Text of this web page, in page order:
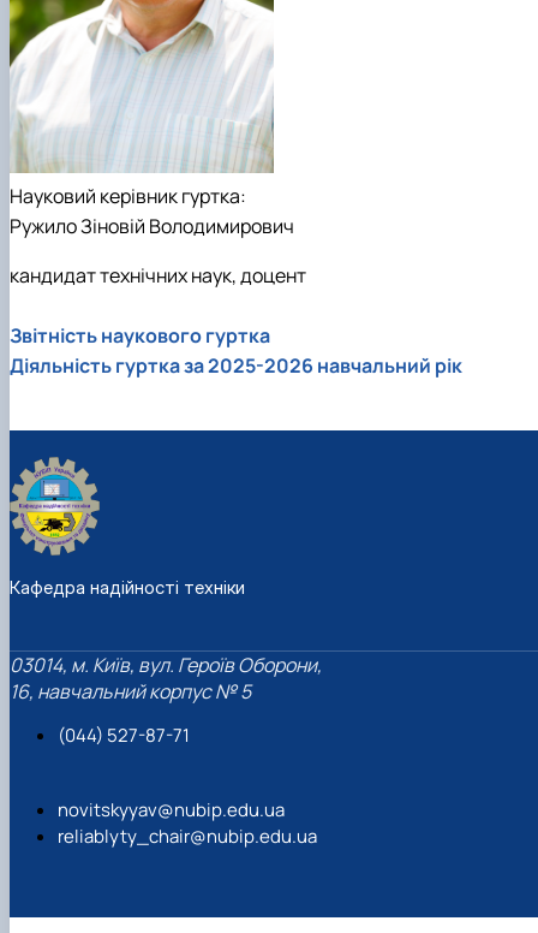
Науковий керівник гуртка:
Ружило Зіновій Володимирович
кандидат технічних наук, доцент
Звітність наукового гуртка
Діяльність гуртка за 2025-2026 навчальний рік
Кафедра надійності техніки
03014, м. Київ, вул. Героїв Оборони,
16, навчальний корпус № 5
(044) 527-87-71
novitskyyav@nubip.edu.ua
reliablyty_chair@nubip.edu.ua